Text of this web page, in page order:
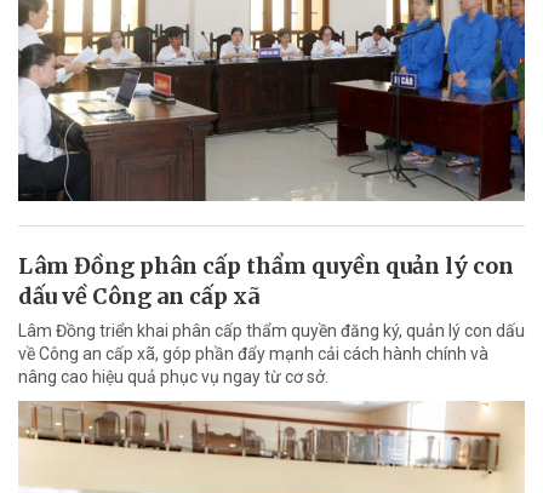
Lâm Đồng phân cấp thẩm quyền quản lý con
dấu về Công an cấp xã
Lâm Đồng triển khai phân cấp thẩm quyền đăng ký, quản lý con dấu
về Công an cấp xã, góp phần đẩy mạnh cải cách hành chính và
nâng cao hiệu quả phục vụ ngay từ cơ sở.